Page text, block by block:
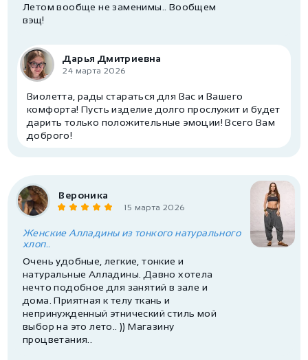
Летом вообще не заменимы.. Вообщем
вэщ!
Дарья Дмитриевна
24 марта 2026
Виолетта, рады стараться для Вас и Вашего
комфорта! Пусть изделие долго прослужит и будет
дарить только положительные эмоции! Всего Вам
доброго!
Вероника
15 марта 2026
Женские Алладины из тонкого натурального
хлоп..
Очень удобные, легкие, тонкие и
натуральные Алладины. Давно хотела
нечто подобное для занятий в зале и
дома. Приятная к телу ткань и
непринужденный этнический стиль мой
выбор на это лето.. )) Магазину
процветания..